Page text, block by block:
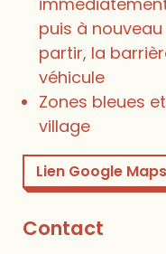
puis à
partir, la
véhicule
Zones bleues
village
Lien Google Maps
Contact